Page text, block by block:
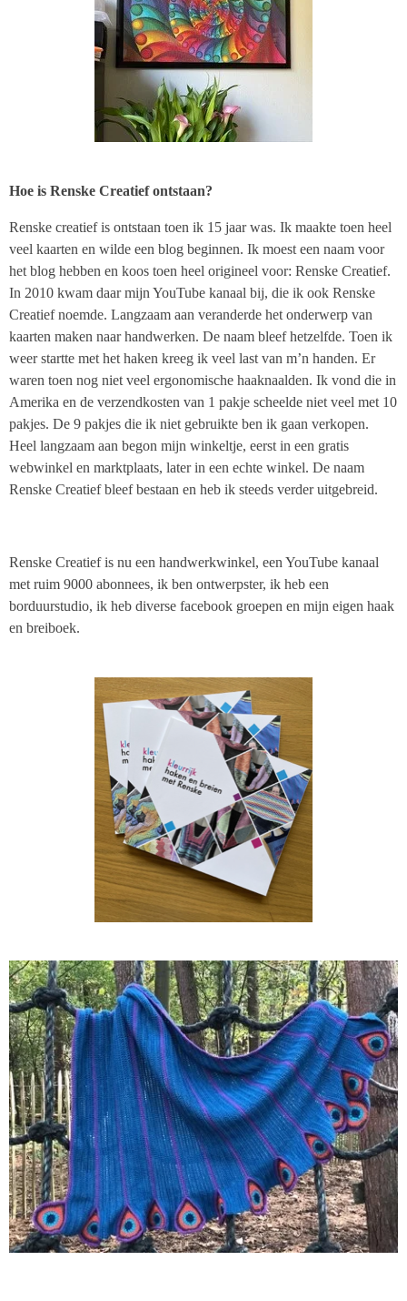
Hoe is Renske Creatief ontstaan?
Renske creatief is ontstaan toen ik 15 jaar was. Ik maakte toen heel
veel kaarten en wilde een blog beginnen. Ik moest een naam voor
het blog hebben en koos toen heel origineel voor: Renske Creatief.
In 2010 kwam daar mijn YouTube kanaal bij, die ik ook Renske
Creatief noemde. Langzaam aan veranderde het onderwerp van
kaarten maken naar handwerken. De naam bleef hetzelfde. Toen ik
weer startte met het haken kreeg ik veel last van m’n handen. Er
waren toen nog niet veel ergonomische haaknaalden. Ik vond die in
Amerika en de verzendkosten van 1 pakje scheelde niet veel met 10
pakjes. De 9 pakjes die ik niet gebruikte ben ik gaan verkopen.
Heel langzaam aan begon mijn winkeltje, eerst in een gratis
webwinkel en marktplaats, later in een echte winkel. De naam
Renske Creatief bleef bestaan en heb ik steeds verder uitgebreid.
Renske Creatief is nu een handwerkwinkel, een YouTube kanaal
met ruim 9000 abonnees, ik ben ontwerpster, ik heb een
borduurstudio, ik heb diverse facebook groepen en mijn eigen haak
en breiboek.